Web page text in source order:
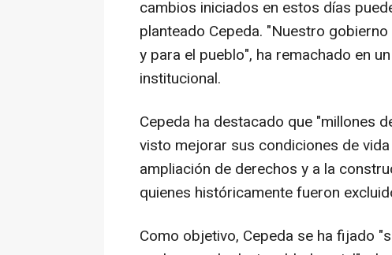
cambios iniciados en estos días
planteado Cepeda. "Nuestro
y para el pueblo", ha remachado en
institucional.
Cepeda ha destacado que "millones
visto mejorar sus condiciones de
ampliación de derechos y a la
quienes históricamente fueron
Como objetivo, Cepeda se ha fijado